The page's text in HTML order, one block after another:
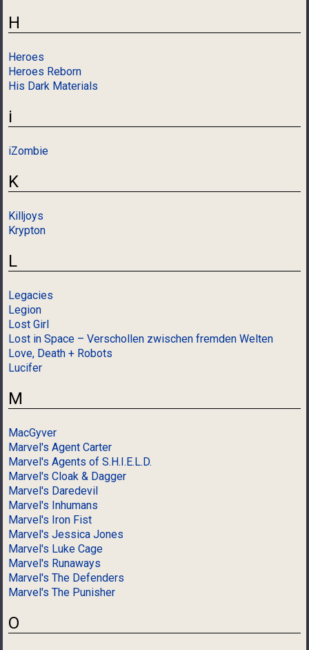
H
Heroes
Heroes Reborn
His Dark Materials
i
iZombie
K
Killjoys
Krypton
L
Legacies
Legion
Lost Girl
Lost in Space – Verschollen zwischen fremden Welten
Love, Death + Robots
Lucifer
M
MacGyver
Marvel's Agent Carter
Marvel's Agents of S.H.I.E.L.D.
Marvel's Cloak & Dagger
Marvel's Daredevil
Marvel's Inhumans
Marvel's Iron Fist
Marvel's Jessica Jones
Marvel's Luke Cage
Marvel's Runaways
Marvel's The Defenders
Marvel's The Punisher
O